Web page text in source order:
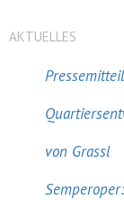
AKTUELLES
von Grassl